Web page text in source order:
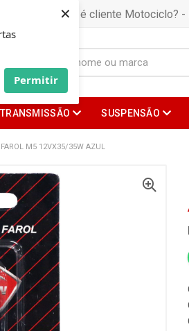
Permitir
×Já é cliente Motociclo? -
TRANSMISSÃO SUSPENSÃO
M5 12VX35/35W AZUL